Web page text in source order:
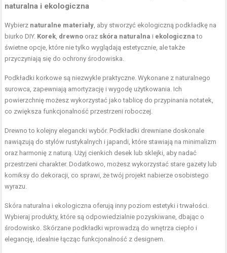
naturalna i ekologiczna
Wybierz naturalne materiały , aby stworzyć ekologiczną podkładkę na
biurko DIY. Korek drewno oraz skóra naturalna i ekologiczna to
świetne opcje, które nie tylko wyglądają estetycznie, ale także
przyczyniają się do ochrony środowiska.
Podkładki korkowe są niezwykle praktyczne. Wykonane z naturalnego
surowca, zapewniają amortyzację i wygodę użytkowania. Ich
powierzchnię możesz wykorzystać jako tablicę do przypinania notatek,
co zwiększa funkcjonalność przestrzeni roboczej.
Drewno to kolejny elegancki wybór. Podkładki drewniane doskonale
nawiązują do stylów rustykalnych i japandi, które stawiają na minimalizm
oraz harmonię z naturą. Użyj cienkich desek lub sklejki, aby nadać
przestrzeni charakter. Dodatkowo, możesz wykorzystać stare gazety lub
komiksy do dekoracji, co sprawi, że twój projekt nabierze osobistego
wyrazu.
Skóra naturalna i ekologiczna oferują inny poziom estetyki i trwałości.
Wybieraj produkty, które są odpowiedzialnie pozyskiwane, dbając o
środowisko. Skórzane podkładki wprowadzą do wnętrza ciepło i
elegancję, idealnie łącząc funkcjonalność z designem.